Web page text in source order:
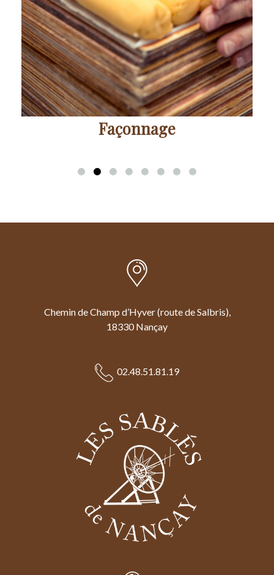
Façonnage
Chemin de Champ d’Hyver (route de Salbris),
18330 Nançay
02.48.51.81.19